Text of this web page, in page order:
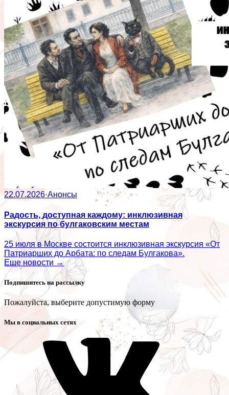
22.07.2026·Анонсы
Радость, доступная каждому: инклюзивная
экскурсия по булгаковским местам
25 июля в Москве состоится инклюзивная экскурсия «От
Патриарших до Арбата: по следам Булгакова».
Еще новости →
Подпишитесь на рассылку
Пожалуйста, выберите допустимую форму
Мы в социальных сетях